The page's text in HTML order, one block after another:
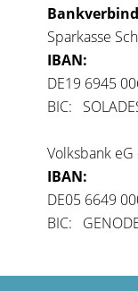
Sparkasse
IBAN:
DE19 6945
BIC:
Volksbank
IBAN:
DE05 6649
BIC: